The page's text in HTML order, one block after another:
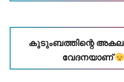
കുടുംബത്തിന്റെ
വേദനയാണ്